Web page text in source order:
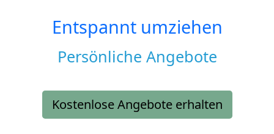
Entspannt umziehen
Persönliche Angebote
Kostenlose Angebote erhalten